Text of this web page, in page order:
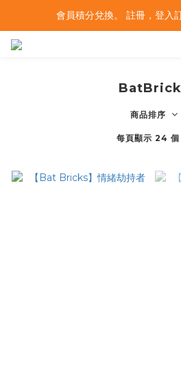
會員積分兌換。 註冊，登入
商品排序
每頁顯示 24 個